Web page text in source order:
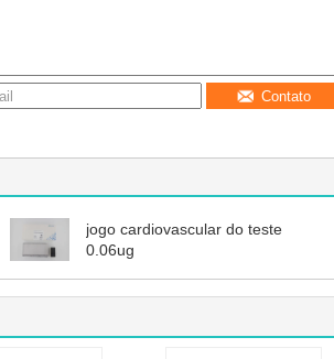
Contato
jogo cardiovascular do teste
0.06ug